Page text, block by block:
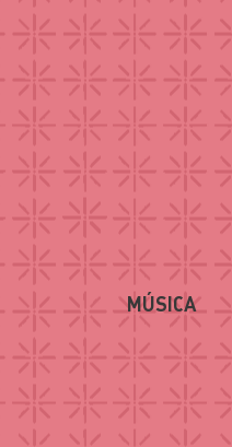
MÚSICA